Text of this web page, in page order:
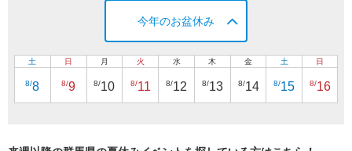
今年のお盆休み
土
8/8
日
8/9
月
8/10
火
8/11
水
8/12
木
8/13
金
8/14
土
8/15
日
8/16